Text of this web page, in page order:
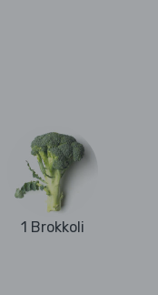
1 Brokkoli